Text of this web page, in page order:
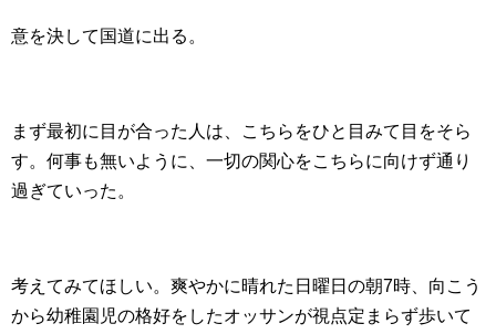
意を決して国道に出る。
まず最初に目が合った人は、こちらをひと目みて目をそら
す。何事も無いように、一切の関心をこちらに向けず通り
過ぎていった。
考えてみてほしい。爽やかに晴れた日曜日の朝7時、向こう
から幼稚園児の格好をしたオッサンが視点定まらず歩いて